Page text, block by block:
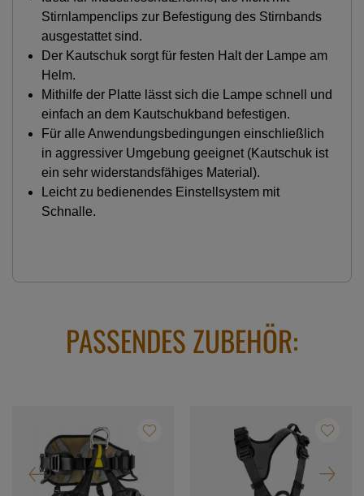
Stirnlampenclips zur Befestigung des Stirnbands
ausgestattet sind.
Der Kautschuk sorgt für festen Halt der Lampe am
Helm.
Mithilfe der Platte lässt sich die Lampe schnell und
einfach an dem Kautschukband befestigen.
Für alle Anwendungsbedingungen einschließlich
in aggressiver Umgebung geeignet (Kautschuk ist
ein sehr widerstandsfähiges Material).
Leicht zu bedienendes Einstellsystem mit
Schnalle.
PASSENDES ZUBEHÖR: